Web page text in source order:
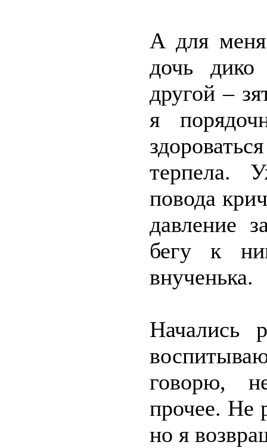
А для
дочь
другой –
я
терпела.
повода
давление
бегу к
внученька.
Начались
говорю,
прочее. Не
но я